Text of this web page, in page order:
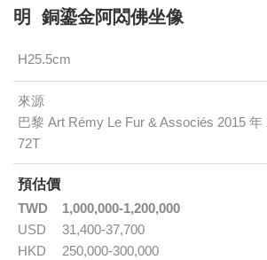
明 銅鎏金阿閦佛坐像
H25.5cm
來源
巴黎 Art Rémy Le Fur & Associés 2015 年
72T
預估價
TWD
1,000,000-1,200,000
USD
31,400-37,700
HKD
250,000-300,000